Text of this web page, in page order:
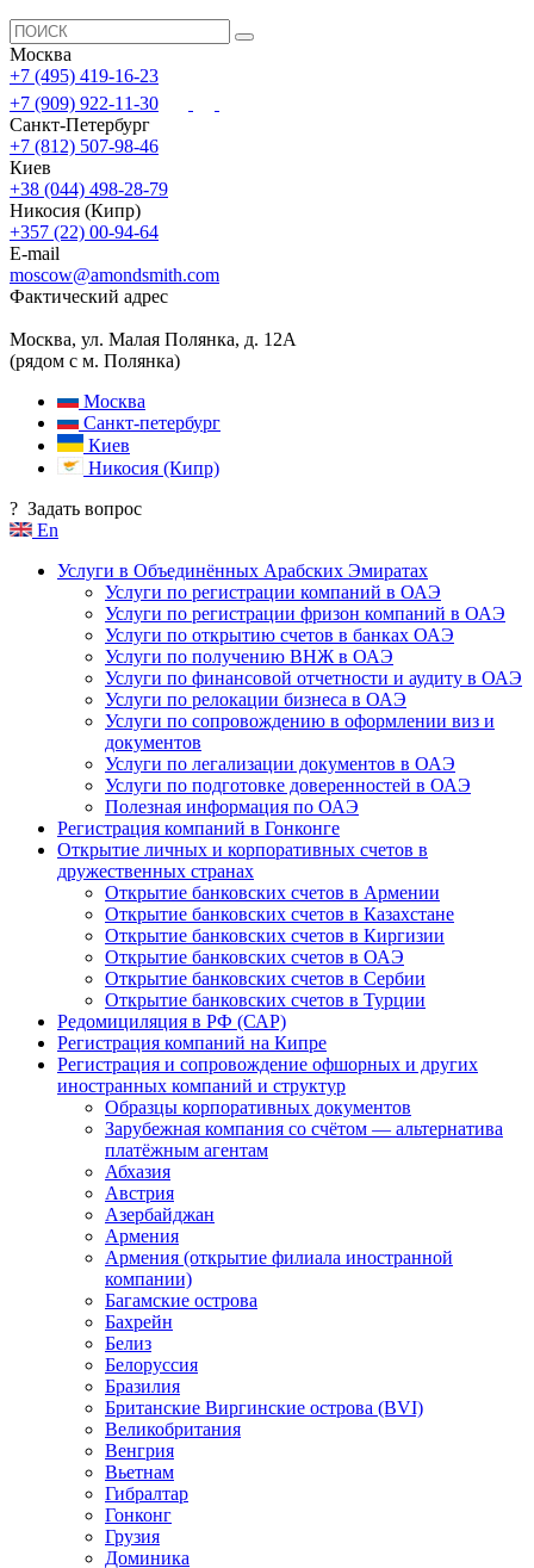
Москва
+7 (495) 419-16-23
+7 (909) 922-11-30
Санкт-Петербург
+7 (812) 507-98-46
Киев
+38 (044) 498-28-79
Никосия (Кипр)
+357 (22) 00-94-64
E-mail
moscow@amondsmith.com
Фактический адрес
Москва, ул. Малая Полянка, д. 12А
(рядом с м. Полянка)
Москва
Санкт-петербург
Киев
Никосия (Кипр)
? Задать вопрос
En
Услуги в Объединённых Арабских Эмиратах
Услуги по регистрации компаний в ОАЭ
Услуги по регистрации фризон компаний в ОАЭ
Услуги по открытию счетов в банках ОАЭ
Услуги по получению ВНЖ в ОАЭ
Услуги по финансовой отчетности и аудиту в ОАЭ
Услуги по релокации бизнеса в ОАЭ
Услуги по сопровождению в оформлении виз и
документов
Услуги по легализации документов в ОАЭ
Услуги по подготовке доверенностей в ОАЭ
Полезная информация по ОАЭ
Регистрация компаний в Гонконге
Открытие личных и корпоративных счетов в
дружественных странах
Открытие банковских счетов в Армении
Открытие банковских счетов в Казахстане
Открытие банковских счетов в Киргизии
Открытие банковских счетов в ОАЭ
Открытие банковских счетов в Сербии
Открытие банковских счетов в Турции
Редомициляция в РФ (САР)
Регистрация компаний на Кипре
Регистрация и сопровождение офшорных и других
иностранных компаний и структур
Образцы корпоративных документов
Зарубежная компания со счётом — альтернатива
платёжным агентам
Абхазия
Австрия
Азербайджан
Армения
Армения (открытие филиала иностранной
компании)
Багамские острова
Бахрейн
Белиз
Белоруссия
Бразилия
Британские Виргинские острова (BVI)
Великобритания
Венгрия
Вьетнам
Гибралтар
Гонконг
Грузия
Доминика